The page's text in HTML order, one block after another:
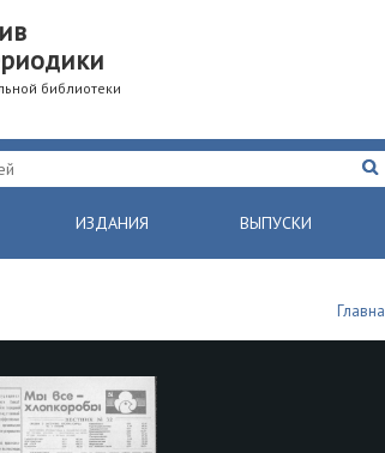
библиотеки
ИЗДАНИЯ ВЫПУСКИ